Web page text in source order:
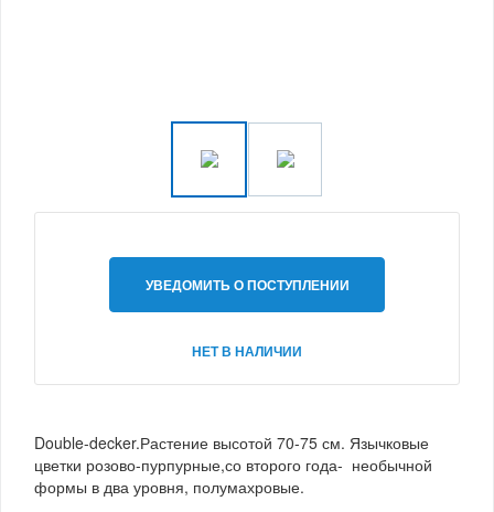
УВЕДОМИТЬ О ПОСТУПЛЕНИИ
НЕТ В НАЛИЧИИ
Double-decker.Растение высотой 70-75 см. Язычковые
цветки розово-пурпурные,со второго года- необычной
формы в два уровня, полумахровые.